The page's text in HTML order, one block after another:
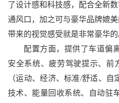
了设计感和科技感，配合全新
通风口，加之可与豪华品牌媲
带来的视觉感受就是非常豪华的
配置方面，提供了车道偏
安全系统、疲劳驾驶提示、前
（运动、经济、标准/舒适、
技术、能量回收系统、自动驻